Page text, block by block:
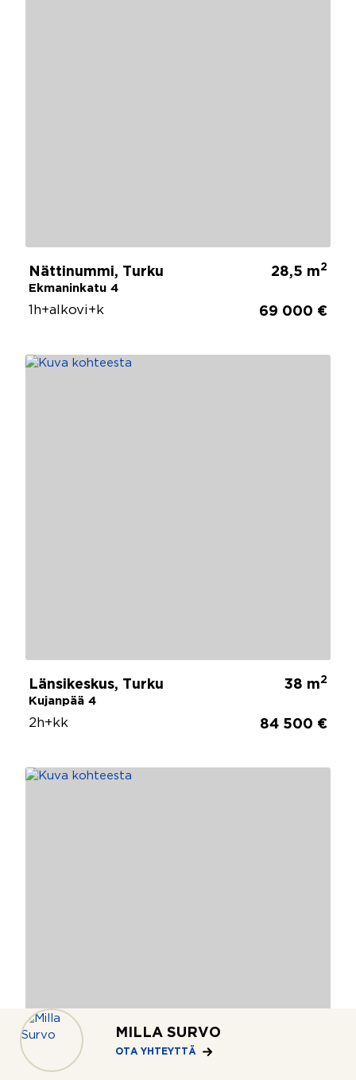
MILLA SURVO
OTA YHTEYTTÄ
Nättinummi, Turku
Ekmaninkatu 4
28,5 m2
1h+alkovi+k 69 000 €
Länsikeskus, Turku
Kujanpää 4
38 m2
2h+kk 84 500 €